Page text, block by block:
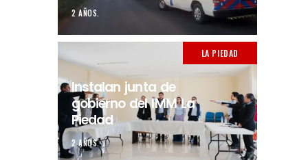
2 AÑOS.
LA PIEDAD
Instalan junta de
gobierno del IMM La
Piedad
2 AÑOS.